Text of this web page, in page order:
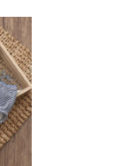
למוצר
זה
יש
מספר
סוגים.
ניתן
לבחור